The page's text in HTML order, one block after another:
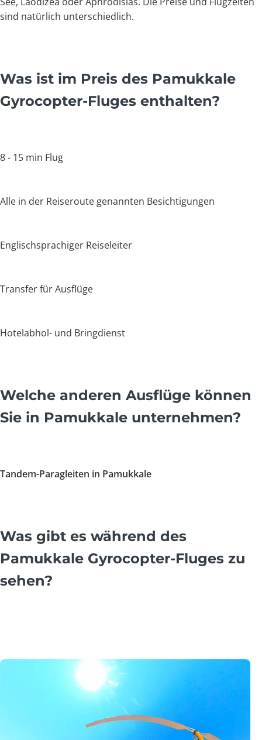
sind natürlich unterschiedlich.
Was ist im Preis des Pamukkale
Gyrocopter-Fluges enthalten?
8 - 15 min Flug
Alle in der Reiseroute genannten Besichtigungen
Englischsprachiger Reiseleiter
Transfer für Ausflüge
Hotelabhol- und Bringdienst
Welche anderen Ausflüge können
Sie in Pamukkale unternehmen?
Tandem-Paragleiten in Pamukkale
Was gibt es während des
Pamukkale Gyrocopter-Fluges zu
sehen?